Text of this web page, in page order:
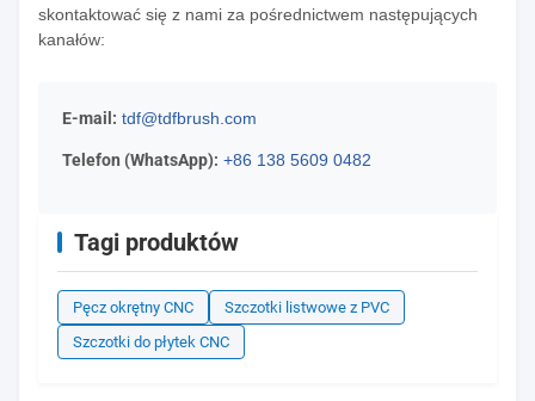
skontaktować się z nami za pośrednictwem następujących
kanałów:
E-mail: tdf@tdfbrush.com
Telefon (WhatsApp): +86 138 5609 0482
Tagi produktów
Pęcz okrętny CNC
Szczotki listwowe z PVC
Szczotki do płytek CNC